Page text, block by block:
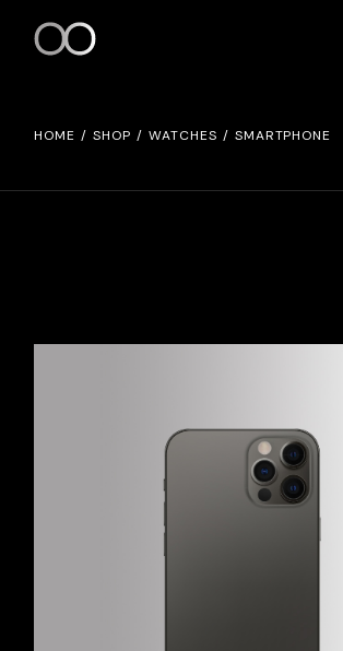
HOME SHOP WATCHES SMARTPHONE